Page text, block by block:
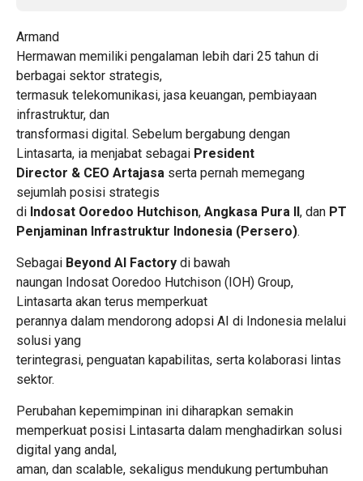
Armand
Hermawan memiliki pengalaman lebih dari 25 tahun di
berbagai sektor strategis,
termasuk telekomunikasi, jasa keuangan, pembiayaan
infrastruktur, dan
transformasi digital. Sebelum bergabung dengan
Lintasarta, ia menjabat sebagai President
Director & CEO Artajasa serta pernah memegang
sejumlah posisi strategis
di Indosat Ooredoo Hutchison, Angkasa Pura II, dan PT
Penjaminan Infrastruktur Indonesia (Persero).
Sebagai Beyond AI Factory di bawah
naungan Indosat Ooredoo Hutchison (IOH) Group,
Lintasarta akan terus memperkuat
perannya dalam mendorong adopsi AI di Indonesia melalui
solusi yang
terintegrasi, penguatan kapabilitas, serta kolaborasi lintas
sektor.
Perubahan kepemimpinan ini diharapkan semakin
memperkuat posisi Lintasarta dalam menghadirkan solusi
digital yang andal,
aman, dan scalable, sekaligus mendukung pertumbuhan